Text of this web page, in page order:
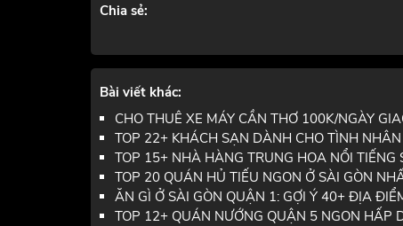
Chia sẻ:
Bài viết khác:
CHO THUÊ XE MÁY CẦN THƠ 100K/NGÀY
TOP 22+ KHÁCH SẠN DÀNH CHO TÌNH
TOP 15+ NHÀ HÀNG TRUNG HOA NỔI
TOP 20 QUÁN HỦ TIẾU NGON Ở SÀI GÒN
ĂN GÌ Ở SÀI GÒN QUẬN 1: GỢI Ý 40+ ĐỊA
TOP 12+ QUÁN NƯỚNG QUẬN 5 NGON HẤP